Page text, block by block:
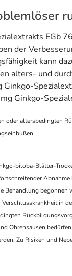
EGb
der
kann
alters- und
Ginkgo-
Ginkgo-
oder altersbedingten
biloba-Blätter-
Behandlung
in
Ohrensausen
Zu Risiken und